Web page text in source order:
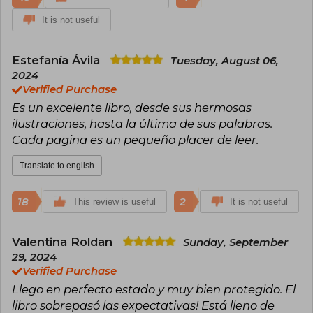
It is not useful
Estefanía Ávila
Tuesday, August 06,
2024
Verified Purchase
Es un excelente libro, desde sus hermosas
ilustraciones, hasta la última de sus palabras.
Cada pagina es un pequeño placer de leer.
Translate to english
18 This review is useful 2 It is not useful
Valentina Roldan
Sunday, September
29, 2024
Verified Purchase
Llego en perfecto estado y muy bien protegido. El
libro sobrepasó las expectativas! Está lleno de